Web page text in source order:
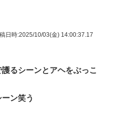
日時:2025/10/03(金) 14:00:37.17
るシーンとアヘをぶっこ
ン笑う